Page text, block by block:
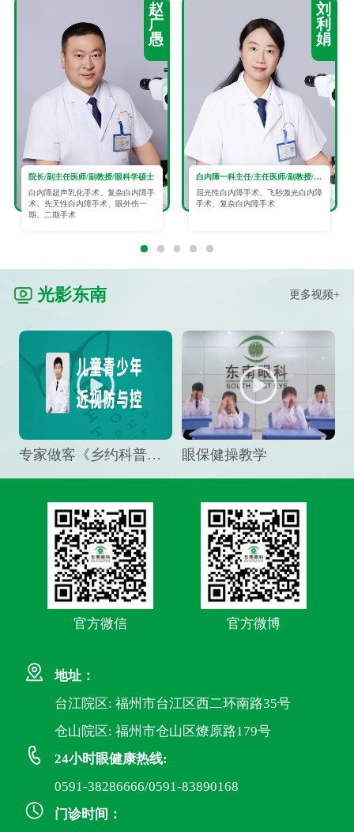
赵
广
愚
院长/副主任医师/副教授/眼科学硕士
白内障超声乳化手术、复杂白内障手
术、先天性白内障手术、眼外伤一
期、二期手术
刘
利
娟
白内障一科主任/主任医师/副教授/眼科学硕士
屈光性白内障手术、飞秒激光白内障
手术、复杂白内障手术
光影东南 更多视频+
专家做客《乡约科普》栏目，预防孩子近视竟然这么“简单” 眼保健操教学
官方微信 官方微博
地址：
台江院区: 福州市台江区西二环南路35号
仓山院区: 福州市仓山区燎原路179号
24小时眼健康热线:
0591-38286666/0591-83890168
门诊时间：